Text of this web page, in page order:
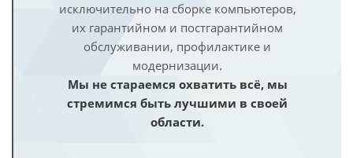
исключительно на сборке компьютеров,
их гарантийном и постгарантийном
обслуживании, профилактике и
модернизации.
Мы не стараемся охватить всё, мы
стремимся быть лучшими в своей
области.